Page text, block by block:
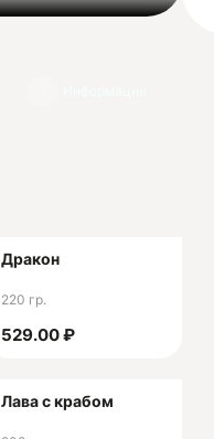
Дракон
220 гр.
529.00 ₽
Лава с крабом